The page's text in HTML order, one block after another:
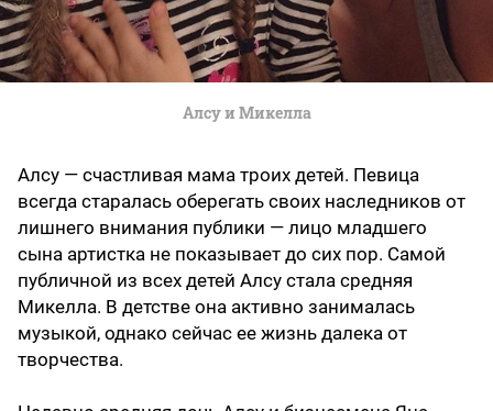
Алсу и Микелла
Алсу — счастливая мама троих детей. Певица
всегда старалась оберегать своих наследников от
лишнего внимания публики — лицо младшего
сына артистка не показывает до сих пор. Самой
публичной из всех детей Алсу стала средняя
Микелла. В детстве она активно занималась
музыкой, однако сейчас ее жизнь далека от
творчества.